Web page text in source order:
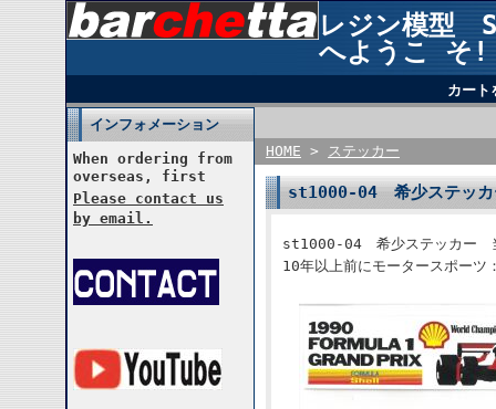
レジン模型
へようこ そ!
カート
インフォメーション
When ordering from
overseas, first
Please contact us
by email.
HOME > ステッカー
st1000-04 希少ステッカ
st1000-04 希少ステッカー
10年以上前にモータースポーツ